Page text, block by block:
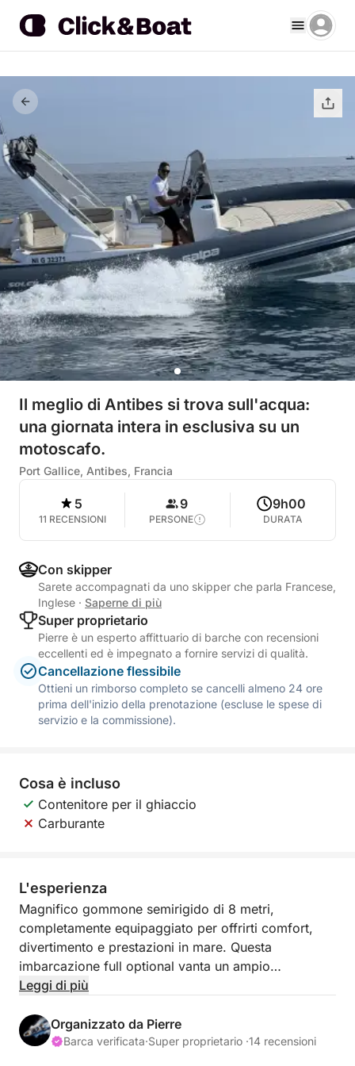
Il meglio di Antibes si trova sull'acqua:
una giornata intera in esclusiva su un
motoscafo.
Port Gallice, Antibes, Francia
5
11 RECENSIONI
9
PERSONE
9h00
DURATA
Con skipper
Sarete accompagnati da uno skipper che parla Francese,
Inglese · Saperne di più
Super proprietario
Pierre è un esperto affittuario di barche con recensioni
eccellenti ed è impegnato a fornire servizi di qualità.
Cancellazione flessibile
Ottieni un rimborso completo se cancelli almeno 24 ore
prima dell'inizio della prenotazione (escluse le spese di
servizio e la commissione).
Cosa è incluso
Contenitore per il ghiaccio
Carburante
L'esperienza
Magnifico gommone semirigido di 8 metri,
completamente equipaggiato per offrirti comfort,
divertimento e prestazioni in mare. Questa
imbarcazione full optional vanta un ampio
prendisole a prua, perfetto per rilassarsi, e un
angolo cottura, frigorifero e lavello, ideale per
condividere momenti conviviali a bordo.
Leggi di più
Organizzato da Pierre
Barca verificata·Super proprietario ·14 recensioni